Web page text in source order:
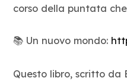
corso della puntata
📚 Un nuovo mondo:
Questo libro, scritto da